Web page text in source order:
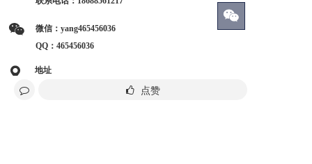
点赞
微信：yang465456036
地址
广东省中山市小榄镇华园路3号B栋
QQ：465456036